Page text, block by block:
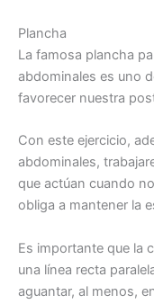
Plancha
La famosa plancha
abdominales es uno
favorecer nuestra
Con este ejercicio,
abdominales,
que actúan cuando
obliga a mantener la
Es importante que la
una línea recta
aguantar, al menos,